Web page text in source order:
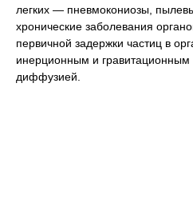
легких — пневмокониозы,
хронические заболевания
первичной задержки частиц в
инерционным и
диффузией.